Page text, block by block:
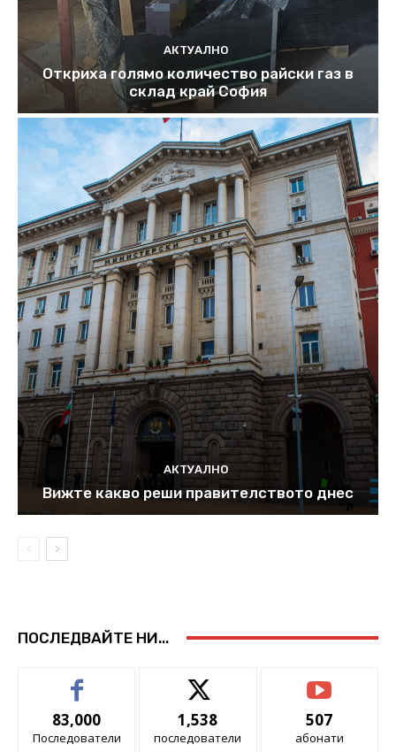
АКТУАЛНО
Откриха голямо количество райски газ в
склад край София
АКТУАЛНО
Вижте какво реши правителството днес
ПОСЛЕДВАЙТЕ НИ...
83,000
Последователи
1,538
последователи
507
абонати